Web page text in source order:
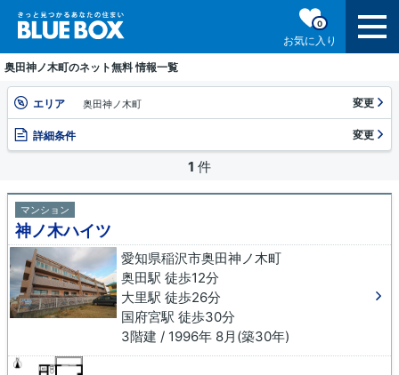
お気に入り
0
奥田神ノ木町のネット無料 情報一覧
エリア 奥田神ノ木町 変更
詳細条件 変更
1 件
マンション
神ノ木ハイツ
愛知県稲沢市奥田神ノ木町
奥田駅 徒歩12分
大里駅 徒歩26分
国府宮駅 徒歩30分
3階建 / 1996年 8月(築30年)